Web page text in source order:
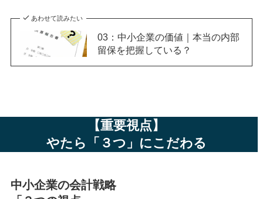
あわせて読みたい
03：中小企業の価値｜本当の内部
留保を把握している？
【重要視点】
やたら「３つ」にこだわる
中小企業の会計戦略